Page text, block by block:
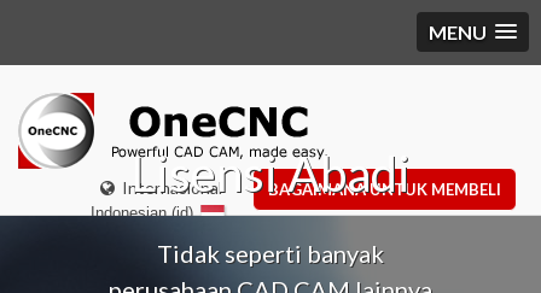
MENU
Internasional BAGAIMANA UNTUK MEMBELI
Indonesian (id)
Lisensi Abadi
Tidak seperti banyak